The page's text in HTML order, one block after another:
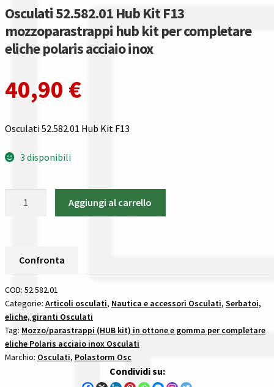
Guida all’utilizzo del sito
Pagamenti
Confronta
Riepilogo ordine
Spedizioni in italia
Tutte le categorie dei prodotti
Wishlist
Checkout
Osculati 52.582.01 Hub Kit F13
mozzoparastrappi hub kit per completare
eliche polaris acciaio inox
40,90 €
Osculati 52.582.01 Hub Kit F13
3 disponibili
hub
kit
per
completare
eliche
polaris
Aggiungi al carrello
Confronta
COD: 52.582.01
Categorie: Articoli osculati, Nautica e accessori Osculati, Serbatoi,
eliche, giranti Osculati
Tag: Mozzo/parastrappi (HUB kit) in ottone e gomma per completare
eliche Polaris acciaio inox Osculati
Marchio: Osculati, Polastorm Osc
Condividi su: